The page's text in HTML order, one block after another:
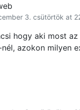
3. csütörtök at
hogy aki most
azokon milyen